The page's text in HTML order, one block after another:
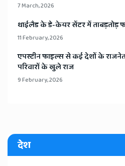
7 March, 2026
​थाईलैड के डे-केयर सेंटर में ताबड़तोड़
11 February, 2026
​एपस्टीन फाइल्स से कई देशों के
परिवारों के खुले राज
9 February, 2026
देश